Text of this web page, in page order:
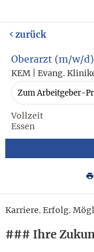
zurück
Oberarzt (m/w/
KEM | Evang.
Zum Arbeitgeber-
Vollzeit
Essen
Karriere. Erfolg.
### Ihre